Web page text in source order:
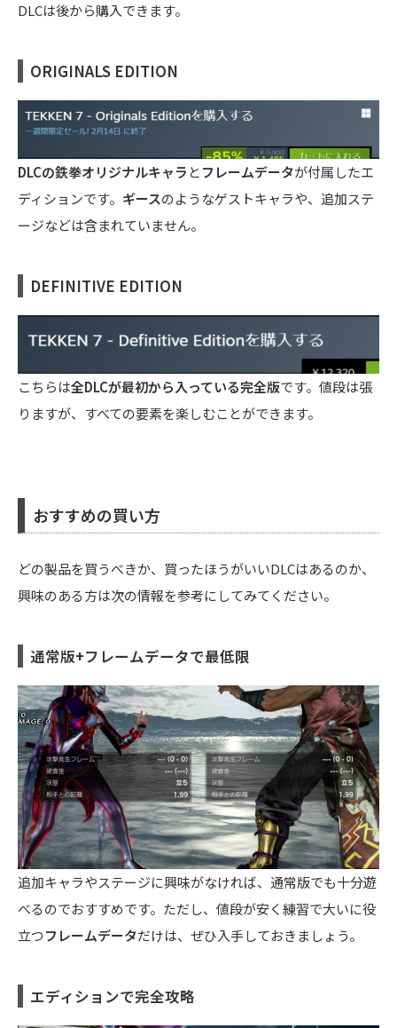
DLCは後から購入できます。
ORIGINALS EDITION
DLCの鉄拳オリジナルキャラ とフレームデータが付属したエ
ディションです。 ギースのようなゲストキャラや、追加ステ
ージなどは含まれていません。
DEFINITIVE EDITION
こちらは全DLCが最初から入っている完全版です。値段は張
りますが、すべての要素を楽しむことができます。
おすすめの買い方
どの製品を買うべきか、買ったほうがいいDLCはあるのか、
興味のある方は次の情報を参考にしてみてください。
通常版+フレームデータで最低限
追加キャラやステージに興味がなければ、通常版でも十分遊
べるのでおすすめです。ただし、値段が安く練習で大いに役
立つフレームデータだけは、ぜひ入手しておきましょう。
エディションで完全攻略